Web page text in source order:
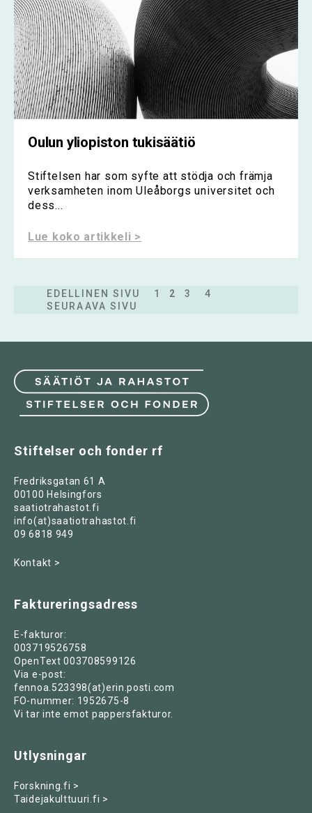
Oulun yliopiston tukisäätiö
Stiftelsen har som syfte att stödja och främja
verksamheten inom Uleåborgs universitet och
dess...
Lue koko artikkeli >
EDELLINEN SIVU 1 2 3
4
SEURAAVA SIVU
Stiftelser och fonder rf
Fredriksgatan 61 A
00100 Helsingfors
saatiotrahastot.fi
info(at)saatiotrahastot.fi
09 6818 949
Kontakt >
Faktureringsadress
E-fakturor:
003719526758
OpenText 003708599126
Via e-post:
fennoa.523398(at)erin.posti.com
FO-nummer: 1952675-8
Vi tar inte emot pappersfakturor.
Utlysningar
Forskning.fi >
Taidejakulttuuri.fi >